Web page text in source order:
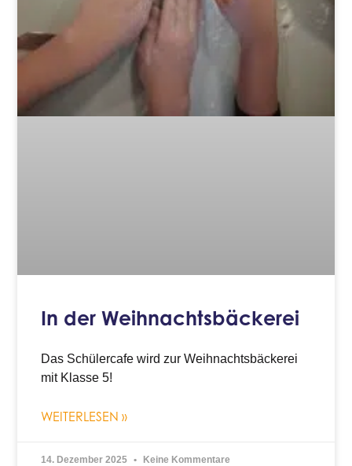
In der Weihnachtsbäckerei
Das Schülercafe wird zur Weihnachtsbäckerei
mit Klasse 5!
WEITERLESEN »
14. Dezember 2025 Keine Kommentare